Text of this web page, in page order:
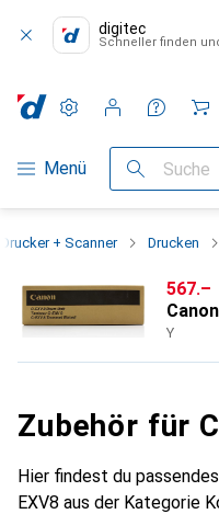
digitec
Schneller finden
Navigation nach Kategorien
Menü Suche
Einstellungen
Kundenkonto
Vergleichslisten
Merklisten
Warenkorb
Drucker + Scanner Drucken
CHF
567.–
Canon
Y
Zubehör für
Hier findest du
EXV8 aus der Kategorie